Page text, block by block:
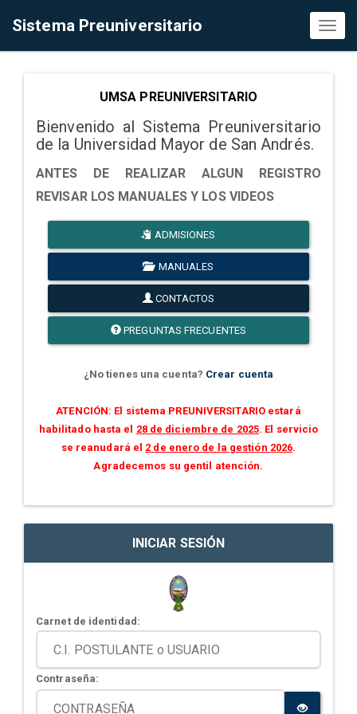
Sistema Preuniversitario
UMSA PREUNIVERSITARIO
Bienvenido al Sistema Preuniversitario
de la Universidad Mayor de San Andrés.
ANTES DE REALIZAR ALGUN REGISTRO
REVISAR LOS MANUALES Y LOS VIDEOS
ADMISIONES
MANUALES
CONTACTOS
PREGUNTAS FRECUENTES
¿No tienes una cuenta? Crear cuenta
ATENCIÓN: El sistema PREUNIVERSITARIO estará
habilitado hasta el 28 de diciembre de 2025. El servicio
se reanudará el 2 de enero de la gestión 2026.
Agradecemos su gentil atención.
INICIAR SESIÓN
Carnet de identidad:
Contraseña: